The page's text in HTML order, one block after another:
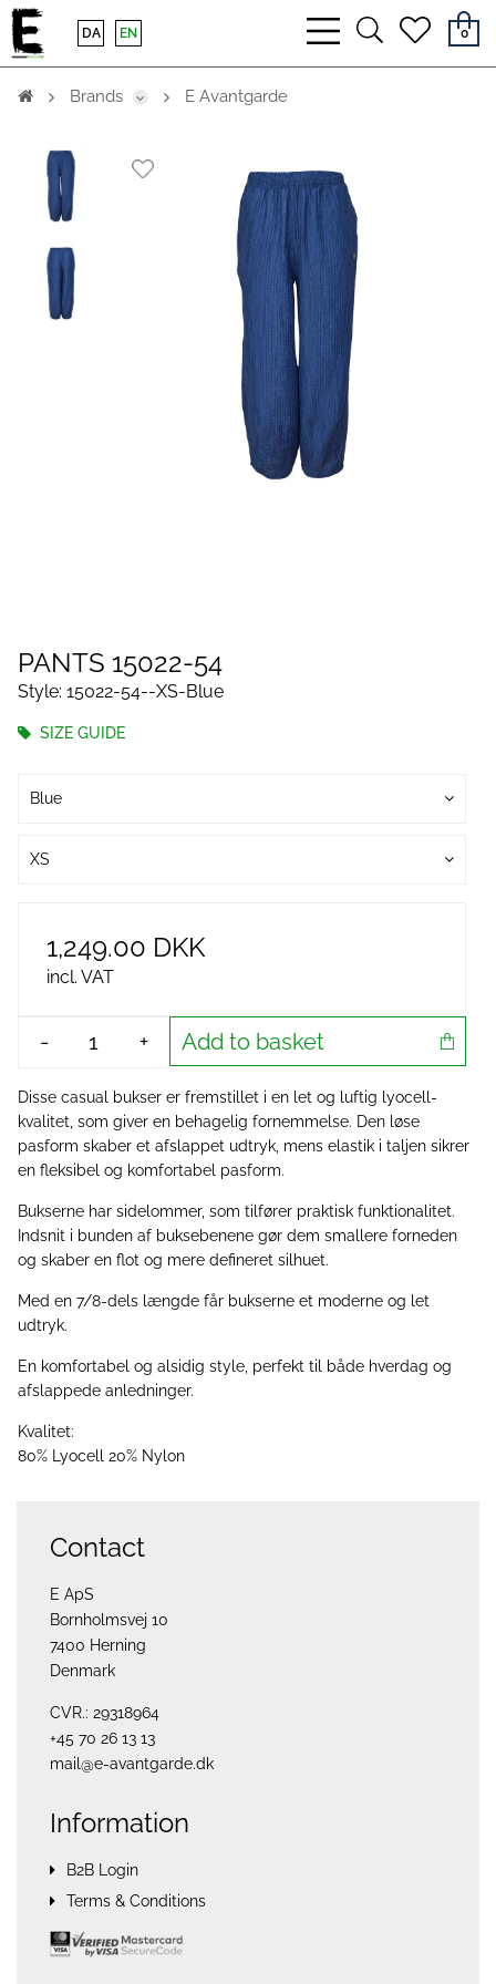
bars
light
searchheart
0
DA EN
Brands E Avantgarde
PANTS 15022-54
Style: 15022-54--XS-Blue
SIZE GUIDE
Blue
XS
1,249.00 DKK
incl. VAT
- + Add to basket
Disse casual bukser er fremstillet i en let og luftig lyocell-
kvalitet, som giver en behagelig fornemmelse. Den løse
pasform skaber et afslappet udtryk, mens elastik i taljen sikrer
en fleksibel og komfortabel pasform.
Bukserne har sidelommer, som tilfører praktisk funktionalitet.
Indsnit i bunden af buksebenene gør dem smallere forneden
og skaber en flot og mere defineret silhuet.
Med en 7/8-dels længde får bukserne et moderne og let
udtryk.
En komfortabel og alsidig style, perfekt til både hverdag og
afslappede anledninger.
Kvalitet:
80% Lyocell 20% Nylon
Contact
E ApS
Bornholmsvej 10
7400 Herning
Denmark
CVR.: 29318964
+45 70 26 13 13
mail@e-avantgarde.dk
Information
B2B Login
Terms & Conditions